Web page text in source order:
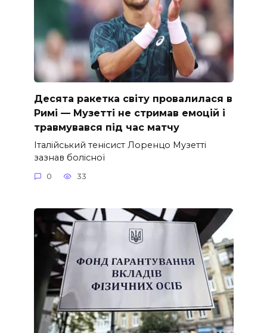
Десята ракетка світу провалилася в
Римі — Музетті не стримав емоцій і
травмувався під час матчу
Італійський тенісист Лоренцо Музетті
зазнав болісної
0 33